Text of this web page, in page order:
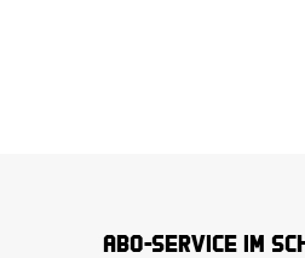
Abo-Service im